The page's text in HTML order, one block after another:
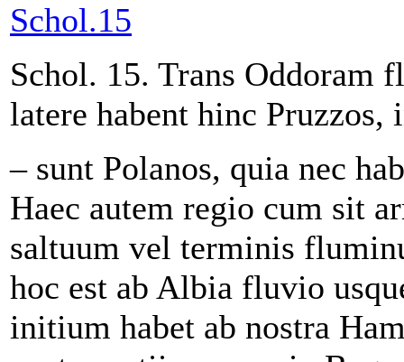
Schol.15
Schol. 15. Trans Oddoram
latere habent hinc Pruzzos,
– sunt Polanos, quia nec
Haec autem regio cum sit
saltuum vel terminis
hoc est ab Albia fluvio
initium habet ab nostra